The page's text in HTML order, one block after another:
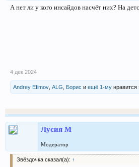
А нет ли у кого инсайдов насчёт них? На
4 дек 2024
Andrey Efimov ALG Борис и ещё 1-му нравится
Лусия М
Модератор
Звёздочка сказал(а): ↑